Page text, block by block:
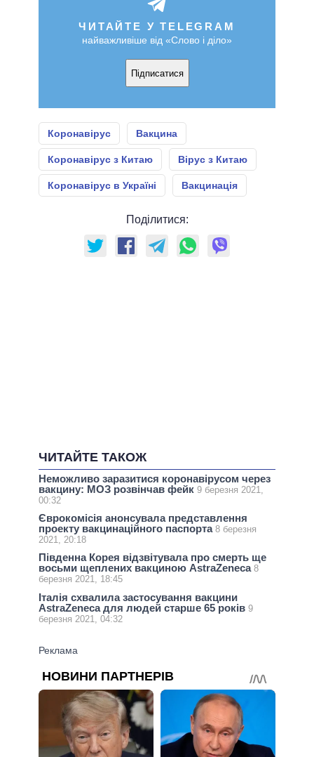
ЧИТАЙТЕ У TELEGRAM
найважливіше від «Слово і діло»
Підписатися
Коронавірус Вакцина
Коронавірус з Китаю Вірус з Китаю
Коронавірус в Україні Вакцинація
Поділитися:
ЧИТАЙТЕ ТАКОЖ
Неможливо заразитися коронавірусом через
вакцину: МОЗ розвінчав фейк 9 березня 2021,
00:32
Єврокомісія анонсувала представлення
проекту вакцинаційного паспорта 8 березня
2021, 20:18
Південна Корея відзвітувала про смерть ще
восьми щеплених вакциною AstraZeneca 8
березня 2021, 18:45
Італія схвалила застосування вакцини
AstraZeneca для людей старше 65 років 9
березня 2021, 04:32